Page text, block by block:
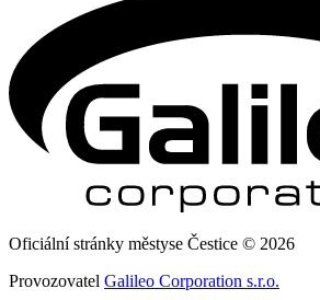
Oficiální stránky městyse Čestice © 2026
Provozovatel Galileo Corporation s.r.o.